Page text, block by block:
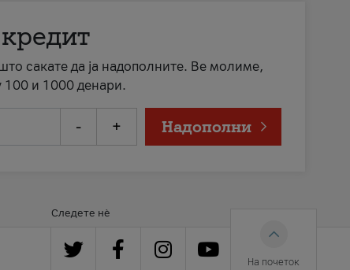
што сакате да ја надополните. Ве молиме,
100 и 1000 денари.
- + Надополни
Следете нè
На почеток